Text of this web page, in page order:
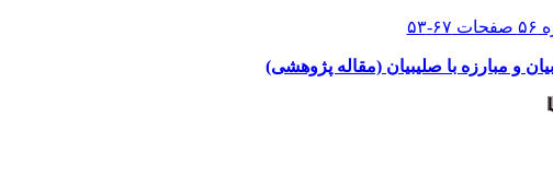
و مبارزه با صلیبیان (مقاله پژوهشی)